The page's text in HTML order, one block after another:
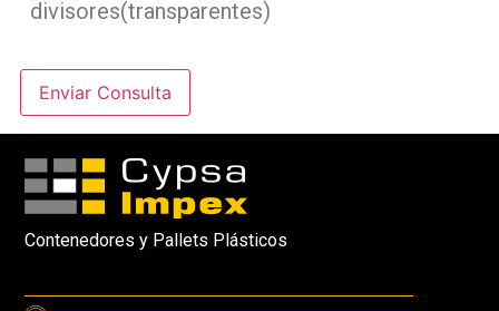
divisores(transparentes)
Enviar Consulta
Contenedores y Pallets Plásticos